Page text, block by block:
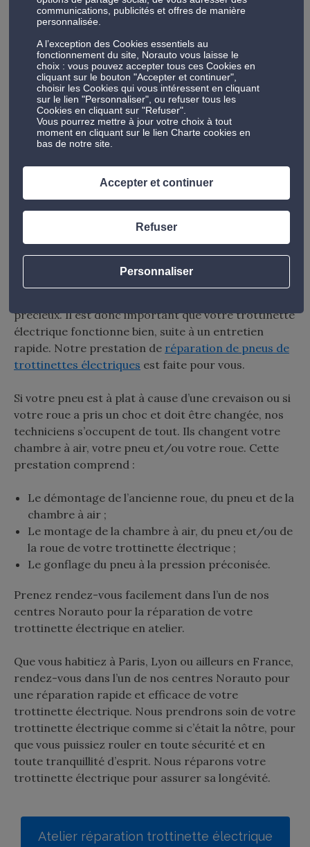
magasin Norauto le plus proche pour obtenir un
exemple.
Peu importe la marque de votre trottinette
électrique, qu’il s’agisse d’une Xiaomi, d’une Wayscral,
ou d’une autre marque, un technicien professionnel
pourra vous renseigner.
Réparation de pneus de
trottinettes électriques : nos
Il n’y a rien de plus frustrant que de voir votre
trottinette électrique tomber en panne en raison
précieux. Il est donc important que votre trottinette
électrique fonctionne bien, suite à un entretien
rapide. Notre prestation de réparation de pneus de
trottinettes électriques est faite pour vous.
Si votre pneu est à plat à cause d’une crevaison ou si
votre roue a pris un choc et doit être changée, nos
techniciens s’occupent de tout. Ils changent votre
chambre à air, votre pneu et/ou votre roue. Cette
prestation comprend :
Le démontage de l’ancienne roue, du pneu et de la
chambre à air ;
Le montage de la chambre à air, du pneu et/ou de
la roue de votre trottinette électrique ;
Le gonflage du pneu à la pression préconisée.
Prenez rendez-vous facilement dans l’un de nos
centres Norauto pour la réparation de votre
trottinette électrique en atelier.
Que vous habitiez à Paris, Lyon ou ailleurs en France,
rendez-vous dans l’un de nos centres Norauto pour
une réparation rapide et efficace de votre
trottinette électrique. Nous prendrons soin de votre
trottinette électrique comme si c’était la nôtre, pour
que vous puissiez rouler en toute sécurité et en
toute tranquillité d’esprit. Nous réparons votre
trottinette électrique pour assurer sa longévité.
Atelier réparation trottinette électrique
communications, publicités et offres de manière
personnalisée.
A l’exception des Cookies essentiels au
fonctionnement du site, Norauto vous laisse le
choix : vous pouvez accepter tous ces Cookies en
cliquant sur le bouton "Accepter et continuer",
choisir les Cookies qui vous intéressent en cliquant
sur le lien "Personnaliser", ou refuser tous les
Cookies en cliquant sur "Refuser".
Vous pourrez mettre à jour votre choix à tout
moment en cliquant sur le lien Charte cookies en
bas de notre site.
Personnaliser
Refuser
Accepter et continuer